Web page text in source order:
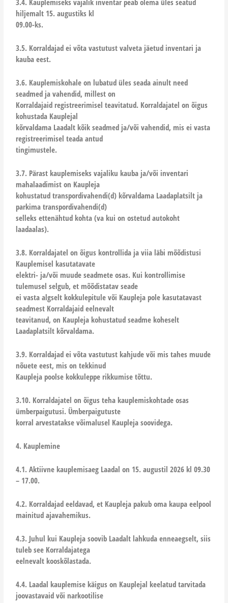
3.4. Kauplemiseks vajalik inventar peab olema üles seatud
hiljemalt 15. augustiks kl
09.00-ks.
3.5. Korraldajad ei võta vastutust valveta jäetud inventari ja
kauba eest.
3.6. Kauplemiskohale on lubatud üles seada ainult need
seadmed ja vahendid, millest on
Korraldajaid registreerimisel teavitatud. Korraldajatel on õigus
kohustada Kauplejal
kõrvaldama Laadalt kõik seadmed ja/või vahendid, mis ei vasta
registreerimisel teada antud
tingimustele.
3.7. Pärast kauplemiseks vajaliku kauba ja/või inventari
mahalaadimist on Kaupleja
kohustatud transpordivahendi(d) kõrvaldama Laadaplatsilt ja
parkima transpordivahendi(d)
selleks ettenähtud kohta (va kui on ostetud autokoht
laadaalas).
3.8. Korraldajatel on õigus kontrollida ja viia läbi mõõdistusi
Kauplemisel kasutatavate
elektri- ja/või muude seadmete osas. Kui kontrollimise
tulemusel selgub, et mõõdistatav seade
ei vasta algselt kokkulepitule või Kaupleja pole kasutatavast
seadmest Korraldajaid eelnevalt
teavitanud, on Kaupleja kohustatud seadme koheselt
Laadaplatsilt kõrvaldama.
3.9. Korraldajad ei võta vastutust kahjude või mis tahes muude
nõuete eest, mis on tekkinud
Kaupleja poolse kokkuleppe rikkumise tõttu.
3.10. Korraldajatel on õigus teha kauplemiskohtade osas
ümberpaigutusi. Ümberpaigutuste
korral arvestatakse võimalusel Kaupleja soovidega.
4. Kauplemine
4.1. Aktiivne kauplemisaeg Laadal on 15. augustil 2026 kl 09.30
– 17.00.
4.2. Korraldajad eeldavad, et Kaupleja pakub oma kaupa eelpool
mainitud ajavahemikus.
4.3. Juhul kui Kaupleja soovib Laadalt lahkuda enneaegselt, siis
tuleb see Korraldajatega
eelnevalt kooskõlastada.
4.4. Laadal kauplemise käigus on Kauplejal keelatud tarvitada
joovastavaid või narkootilise